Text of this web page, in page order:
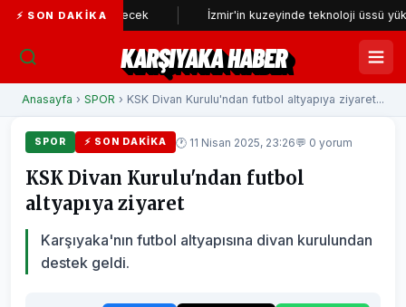
⚡ SON DAKIKA
incelenecek İzmir'in kuzeyinde teknoloji üssü yükseliyor
KARŞIYAKA HABER
Anasayfa › SPOR › KSK Divan Kurulu'ndan futbol altyapıya ziyaret...
SPOR ⚡ SON DAKIKA 🕐 11 Nisan 2025, 23:26💬 0 yorum
KSK Divan Kurulu'ndan futbol
altyapıya ziyaret
Karşıyaka'nın futbol altyapısına divan kurulundan
destek geldi.